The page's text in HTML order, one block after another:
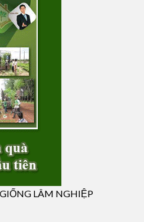
LÂM NGHIỆP